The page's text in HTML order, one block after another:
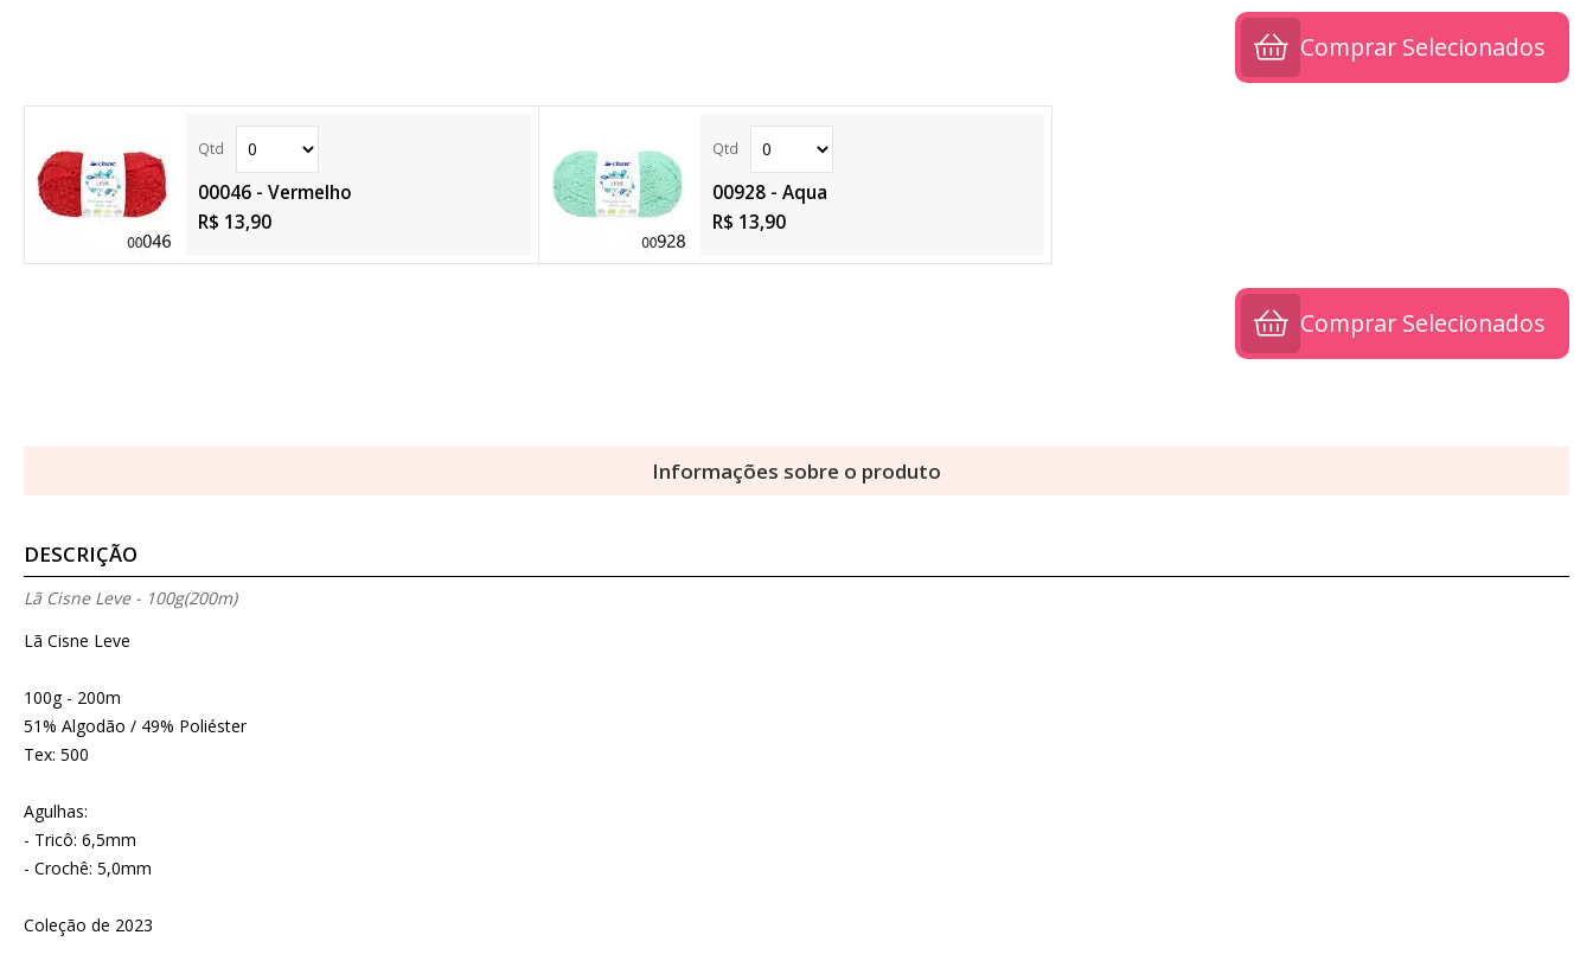
Comprar Selecionados
00046 - Vermelho
R$ 13,90
00928 - Aqua
R$ 13,90
Comprar Selecionados
Informações sobre o produto
DESCRIÇÃO
Lã Cisne Leve - 100g(200m)
Lã Cisne Leve
100g - 200m
51% Algodão / 49% Poliéster
Tex: 500
Agulhas:
- Tricô: 6,5mm
- Crochê: 5,0mm
Coleção de 2023